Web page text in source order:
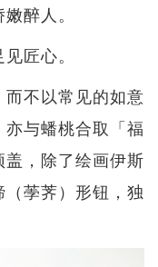
醉人。
匠心。
不以常见的如意
与蟠桃合取「福
，除了绘画伊斯
荸荠）形钮，独